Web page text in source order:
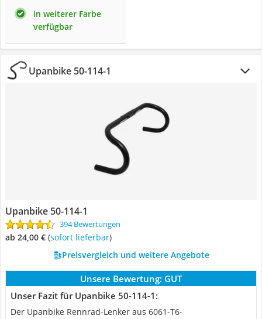
in weiterer Farbe
verfügbar
Upanbike 50-114-1
Upanbike 50-114-1
394 Bewertungen
ab 24,00 € ( Sofort lieferbar)
Preisvergleich und weitere Angebote
Unsere Bewertung: GUT
Unser Fazit für Upanbike 50-114-1:
Der Upanbike Rennrad-Lenker aus 6061-T6-